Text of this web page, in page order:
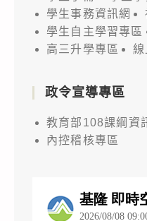
學生事務資訊網
學生自主學習專區
高三升學專區
線
政令宣導專區
教育部108課綱資
內控稽核專區